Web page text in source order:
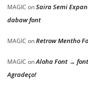
MAGIC onSaira Semi
dabaw font
MAGIC onRetrow Mentho
MAGIC onAloha Font →
Agradeço!